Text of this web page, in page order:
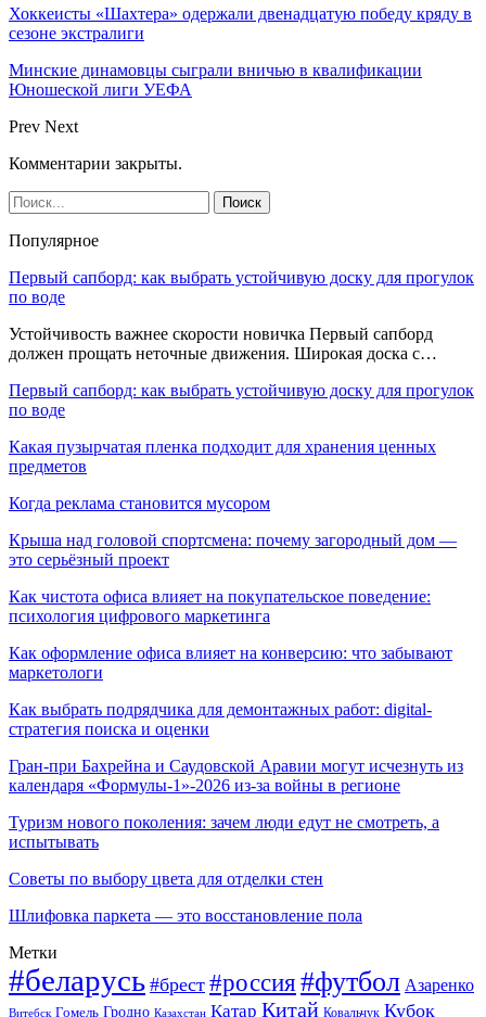
Хоккеисты «Шахтера» одержали двенадцатую победу кряду в
сезоне экстралиги
Минские динамовцы сыграли вничью в квалификации
Юношеской лиги УЕФА
Prev Next
Комментарии закрыты.
Популярное
Первый сапборд: как выбрать устойчивую доску для прогулок
по воде
Устойчивость важнее скорости новичка Первый сапборд
должен прощать неточные движения. Широкая доска с…
Первый сапборд: как выбрать устойчивую доску для прогулок
по воде
Какая пузырчатая пленка подходит для хранения ценных
предметов
Когда реклама становится мусором
Крыша над головой спортсмена: почему загородный дом —
это серьёзный проект
Как чистота офиса влияет на покупательское поведение:
психология цифрового маркетинга
Как оформление офиса влияет на конверсию: что забывают
маркетологи
Как выбрать подрядчика для демонтажных работ: digital-
стратегия поиска и оценки
Гран-при Бахрейна и Саудовской Аравии могут исчезнуть из
календаря «Формулы-1»-2026 из-за войны в регионе
Туризм нового поколения: зачем люди едут не смотреть, а
испытывать
Советы по выбору цвета для отделки стен
Шлифовка паркета — это восстановление пола
Метки
#беларусь #брест #россия#футбол Азаренко
Витебск Гомель Гродно Казахстан Катар Китай Ковальчук Кубок